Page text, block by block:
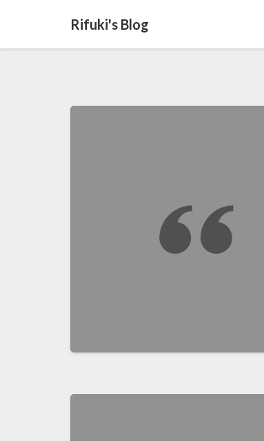
Rifuki's Blog